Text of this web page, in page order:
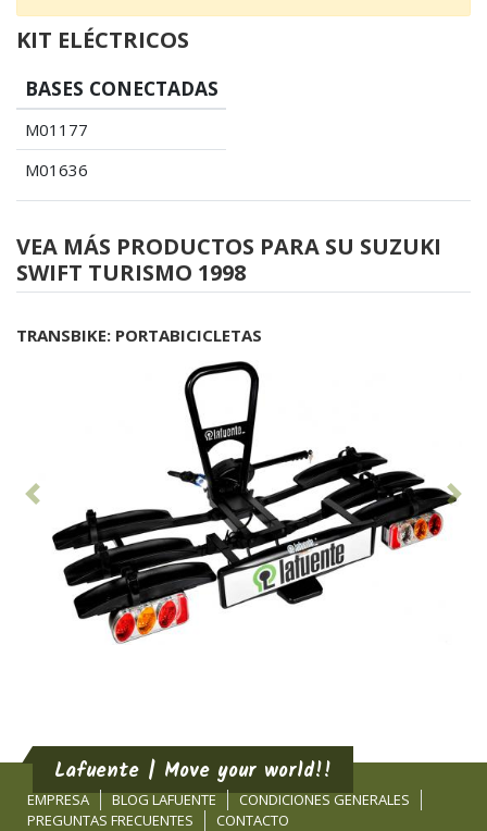
KIT ELÉCTRICOS
BASES CONECTADAS
M01177
M01636
VEA MÁS PRODUCTOS PARA SU SUZUKI
SWIFT TURISMO 1998
TRANSBIKE: PORTABICICLETAS
Lafuente | Move your world!!
EMPRESA BLOG LAFUENTE
CONDICIONES GENERALES
PREGUNTAS FRECUENTES
CONTACTO